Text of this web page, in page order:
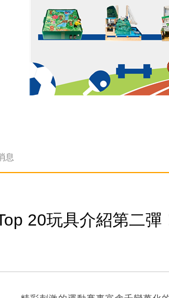
息
20玩具介紹第二